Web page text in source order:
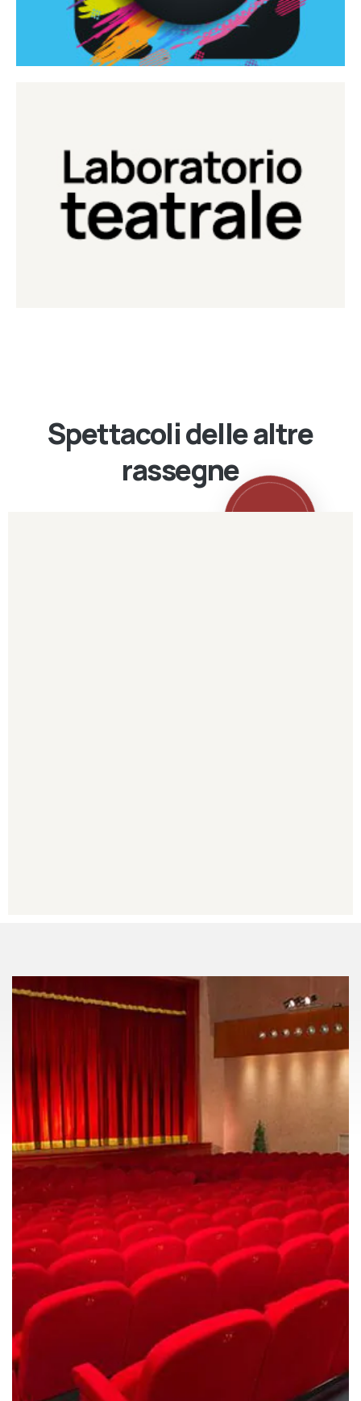
Laboratorio Teatrale
Laboratorio di teatro del Teatro Eduardo de Filippo
Continua
Spettacoli delle altre
rassegne